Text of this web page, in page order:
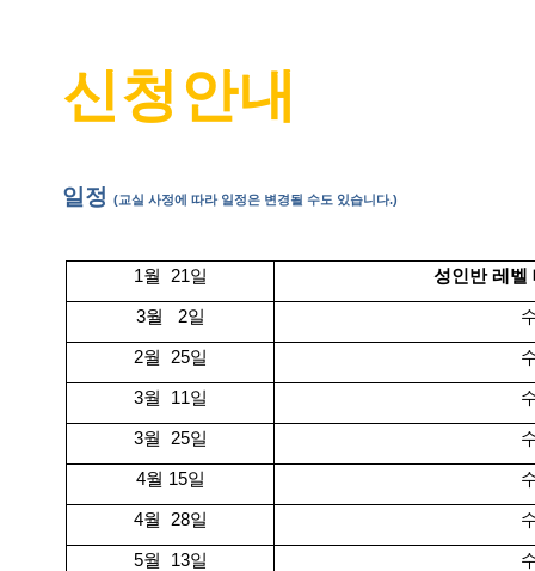
신청안내
일정 (교실 사정에 따라 일정은 변경될 수도 있습니다.)
1월 21일 성인반 레벨
3월 2일
2월 25일
3월 11일
3월 25일
4월 15일
4월 28일
5월 13일